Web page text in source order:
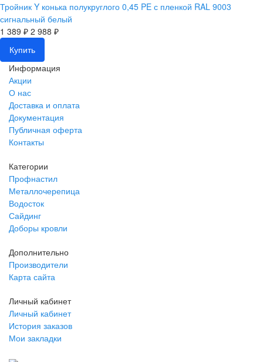
Тройник Y конька полукруглого 0,45 PE с пленкой RAL 9003
сигнальный белый
1 389 ₽ 2 988 ₽
Купить
Информация
Акции
О нас
Доставка и оплата
Документация
Публичная оферта
Контакты
Категории
Профнастил
Металлочерепица
Водосток
Сайдинг
Доборы кровли
Дополнительно
Производители
Карта сайта
Личный кабинет
Личный кабинет
История заказов
Мои закладки